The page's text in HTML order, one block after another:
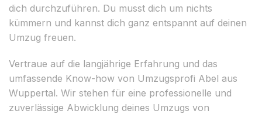
dich durchzuführen. Du musst dich um nichts
kümmern und kannst dich ganz entspannt auf deinen
Umzug freuen.
Vertraue auf die langjährige Erfahrung und das
umfassende Know-how von Umzugsprofi Abel aus
Wuppertal. Wir stehen für eine professionelle und
zuverlässige Abwicklung deines Umzugs von